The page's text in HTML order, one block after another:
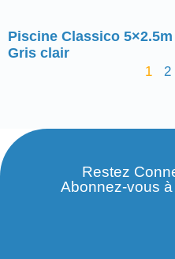
Piscine Classico
Gris clair
1 2
Restez
Abonnez-vous